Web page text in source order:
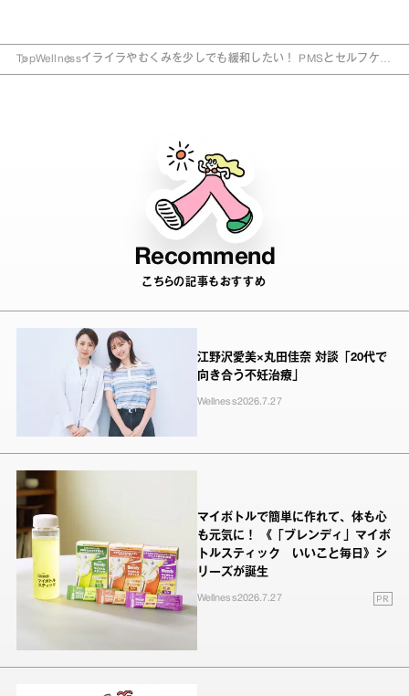
TopWellnessイライラやむくみを少しでも緩和したい！ PMSとセルフケア
Recommend
こちらの記事もおすすめ
江野沢愛美×丸田佳奈 対談「20代で
向き合う不妊治療」
Wellness2026.7.27
マイボトルで簡単に作れて、体も心
も元気に！ 《「ブレンディ」マイボ
トルスティック いいこと毎日》シ
リーズが誕生
Wellness2026.7.27 PR